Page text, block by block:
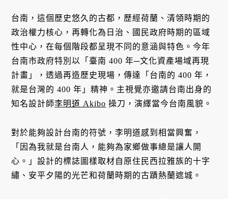
台南，這個歷史悠久的古都，歷經荷蘭、清領時期的
政治權力核心，再轉化為日治、國民政府時期的區域
性中心，在每個階段都呈現不同的意涵與特色。今年
台南市政府特別以「臺南 400 年─文化資產場域再現
計畫」，透過再造歷史現場，傳達「台南的 400 年，
就是台灣的 400 年」精神。主視覺亦邀請台南出身的
知名設計師李明道 Akibo 操刀，演繹當今台南風貌。
對於能夠設計台南的符號，李明道感到相當興奮，
「因為我就是台南人，能夠為家鄉做事總是讓人開
心。」設計的標誌圖樣取材自原住民西拉雅族的十字
繡、安平夕陽的光芒和荷蘭時期的古蹟熱蘭遮城。